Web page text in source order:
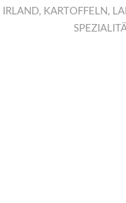
IRLAND, KARTOFFELN ,